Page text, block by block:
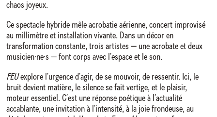
chaos joyeux.
Ce spectacle hybride mêle acrobatie aérienne, concert improvisé
au millimètre et installation vivante. Dans un décor en
transformation constante, trois artistes — une acrobate et deux
musicien·ne·s — font corps avec l’espace et le son.
FEUexplore l’urgence d’agir, de se mouvoir, de ressentir. Ici, le
bruit devient matière, le silence se fait vertige, et le plaisir,
moteur essentiel. C’est une réponse poétique à l’actualité
accablante, une invitation à l’intensité, à la joie frondeuse, au